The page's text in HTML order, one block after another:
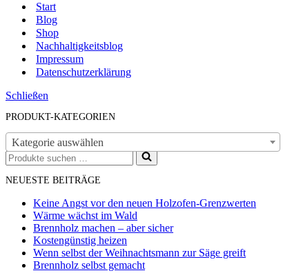
Start
Blog
Shop
Nachhaltigkeitsblog
Impressum
Datenschutzerklärung
Schließen
PRODUKT-KATEGORIEN
Kategorie auswählen
Suchen
nach …
NEUESTE BEITRÄGE
Keine Angst vor den neuen Holzofen-Grenzwerten
Wärme wächst im Wald
Brennholz machen – aber sicher
Kostengünstig heizen
Wenn selbst der Weihnachtsmann zur Säge greift
Brennholz selbst gemacht